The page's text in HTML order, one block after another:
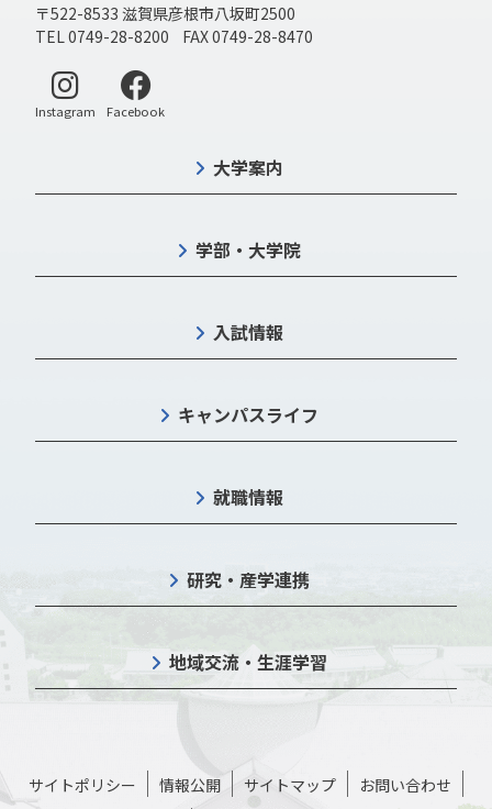
〒522-8533 滋賀県彦根市八坂町2500
TEL 0749-28-8200 FAX 0749-28-8470
Instagram 別ウィンドウで開く
Facebook別ウィンドウで開く
大学案内
学部・大学院
入試情報
キャンパスライフ
就職情報
研究・産学連携
地域交流・生涯学習
サイトポリシー 情報公開 サイトマップ お問い合わせ